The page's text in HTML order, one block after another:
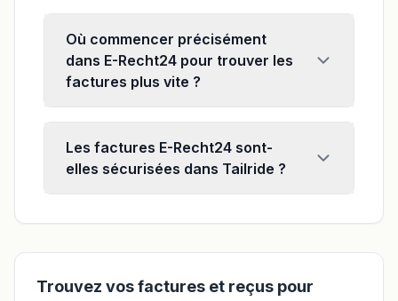
Où commencer précisément
dans E-Recht24 pour trouver les
factures plus vite ?
Les factures E-Recht24 sont-
elles sécurisées dans Tailride ?
Trouvez vos factures et reçus pour